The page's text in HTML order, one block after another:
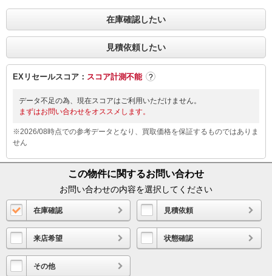
在庫確認したい
見積依頼したい
EXリセールスコア： スコア計測不能 ?
データ不足の為、現在スコアはご利用いただけません。
まずはお問い合わせをオススメします。
※2026/08時点での参考データとなり、買取価格を保証するものではありま
せん
この物件に関するお問い合わせ
お問い合わせの内容を選択してください
在庫確認 見積依頼
来店希望 状態確認
その他